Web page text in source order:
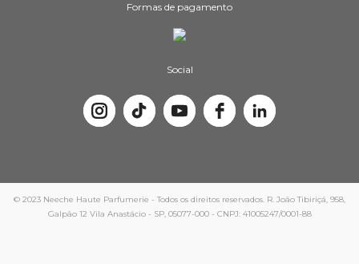
Formas de pagamento
Social
© 2023 Neeche Haute Parfumerie - Todos os direitos reservados. R. João Tibiriçá, 958,
Galpão 12 Vila Anastácio - SP, 05077-000 - CNPJ: 41005247/0001-88